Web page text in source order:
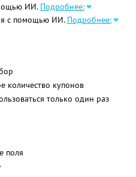
ИИ. Подробнее:
с помощью ИИ. Подробнее:
количество купонов
только один раз
поля